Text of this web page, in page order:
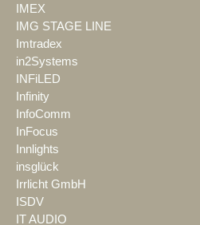
IMEX
IMG STAGE LINE
Imtradex
in2Systems
INFiLED
Infinity
InfoComm
InFocus
Innlights
insglück
Irrlicht GmbH
ISDV
IT AUDIO